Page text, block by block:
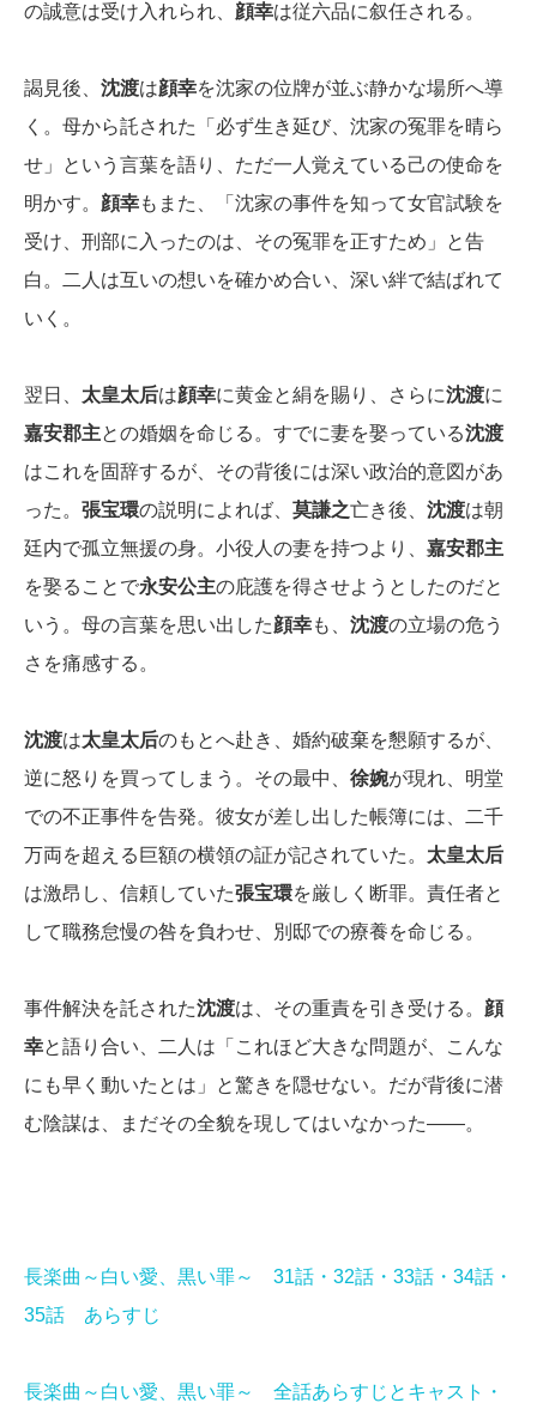
の誠意は受け入れられ、 顔幸は従六品に叙任される。
謁見後、 沈渡は顔幸を沈家の位牌が並ぶ静かな場所へ導
く。母から託された「必ず生き延び、沈家の冤罪を晴ら
せ」という言葉を語り、ただ一人覚えている己の使命を
明かす。 顔幸もまた、「沈家の事件を知って女官試験を
受け、刑部に入ったのは、その冤罪を正すため」と告
白。二人は互いの想いを確かめ合い、深い絆で結ばれて
いく。
翌日、 太皇太后は顔幸に黄金と絹を賜り、さらに沈渡に
嘉安郡主との婚姻を命じる。すでに妻を娶っている沈渡
はこれを固辞するが、その背後には深い政治的意図があ
った。 張宝環の説明によれば、 莫謙之亡き後、 沈渡は朝
廷内で孤立無援の身。小役人の妻を持つより、 嘉安郡主
を娶ることで永安公主の庇護を得させようとしたのだと
いう。母の言葉を思い出した顔幸も、 沈渡の立場の危う
さを痛感する。
沈渡は太皇太后のもとへ赴き、婚約破棄を懇願するが、
逆に怒りを買ってしまう。その最中、 徐婉が現れ、明堂
での不正事件を告発。彼女が差し出した帳簿には、二千
万両を超える巨額の横領の証が記されていた。 太皇太后
は激昂し、信頼していた張宝環を厳しく断罪。責任者と
して職務怠慢の咎を負わせ、別邸での療養を命じる。
事件解決を託された沈渡は、その重責を引き受ける。 顔
幸と語り合い、二人は「これほど大きな問題が、こんな
にも早く動いたとは」と驚きを隠せない。だが背後に潜
む陰謀は、まだその全貌を現してはいなかった――。
長楽曲～白い愛、黒い罪～ 31話・32話・33話・34話・
35話 あらすじ
長楽曲～白い愛、黒い罪～ 全話あらすじとキャスト・